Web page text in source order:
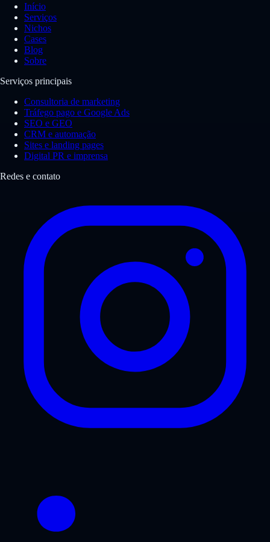
Início
Serviços
Nichos
Cases
Blog
Sobre
Serviços principais
Consultoria de marketing
Tráfego pago e Google Ads
SEO e GEO
CRM e automação
Sites e landing pages
Digital PR e imprensa
Redes e contato